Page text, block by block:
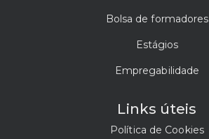
Bolsa de formadores
Estágios
Empregabilidade
Links úteis
Política de Cookies